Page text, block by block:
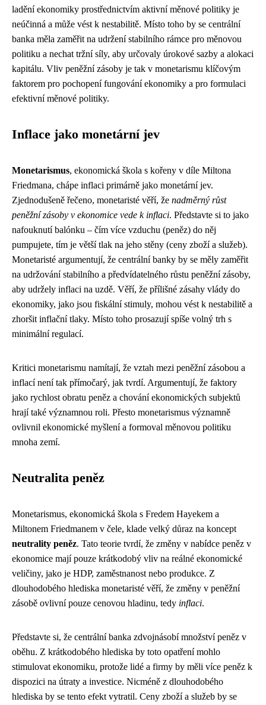
ladění ekonomiky prostřednictvím aktivní měnové politiky je
neúčinná a může vést k nestabilitě. Místo toho by se centrální
banka měla zaměřit na udržení stabilního rámce pro měnovou
politiku a nechat tržní síly, aby určovaly úrokové sazby a alokaci
kapitálu. Vliv peněžní zásoby je tak v monetarismu klíčovým
faktorem pro pochopení fungování ekonomiky a pro formulaci
efektivní měnové politiky.
Inflace jako monetární jev
Monetarismus, ekonomická škola s kořeny v díle Miltona
Friedmana, chápe inflaci primárně jako monetární jev.
Zjednodušeně řečeno, monetaristé věří, že nadměrný růst
peněžní zásoby v ekonomice vede k inflaci. Představte si to jako
nafouknutí balónku – čím více vzduchu (peněz) do něj
pumpujete, tím je větší tlak na jeho stěny (ceny zboží a služeb).
Monetaristé argumentují, že centrální banky by se měly zaměřit
na udržování stabilního a předvídatelného růstu peněžní zásoby,
aby udržely inflaci na uzdě. Věří, že přílišné zásahy vlády do
ekonomiky, jako jsou fiskální stimuly, mohou vést k nestabilitě a
zhoršit inflační tlaky. Místo toho prosazují spíše volný trh s
minimální regulací.
Kritici monetarismu namítají, že vztah mezi peněžní zásobou a
inflací není tak přímočarý, jak tvrdí. Argumentují, že faktory
jako rychlost obratu peněz a chování ekonomických subjektů
hrají také významnou roli. Přesto monetarismus významně
ovlivnil ekonomické myšlení a formoval měnovou politiku
mnoha zemí.
Neutralita peněz
Monetarismus, ekonomická škola s Fredem Hayekem a
Miltonem Friedmanem v čele, klade velký důraz na koncept
neutrality peněz. Tato teorie tvrdí, že změny v nabídce peněz v
ekonomice mají pouze krátkodobý vliv na reálné ekonomické
veličiny, jako je HDP, zaměstnanost nebo produkce. Z
dlouhodobého hlediska monetaristé věří, že změny v peněžní
zásobě ovlivní pouze cenovou hladinu, tedy inflaci.
Představte si, že centrální banka zdvojnásobí množství peněz v
oběhu. Z krátkodobého hlediska by toto opatření mohlo
stimulovat ekonomiku, protože lidé a firmy by měli více peněz k
dispozici na útraty a investice. Nicméně z dlouhodobého
hlediska by se tento efekt vytratil. Ceny zboží a služeb by se